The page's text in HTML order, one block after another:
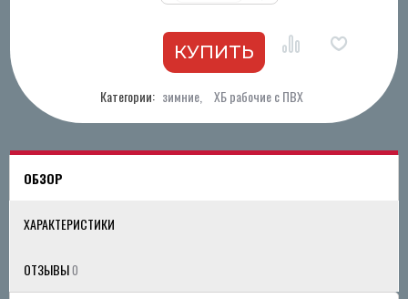
Категории: зимние ХБ рабочие с ПВХ
ОБЗОР
ХАРАКТЕРИСТИКИ
ОТЗЫВЫ0